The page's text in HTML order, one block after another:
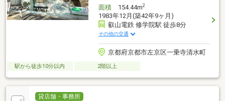
面積154.44m2
1983年12月(築42年9ヶ月)
叡山電鉄 修学院駅 徒歩8分
その他の交通
京都府京都市左京区一乗寺清水町
駅から徒歩10分以内 2階以上
貸店舗・事務所